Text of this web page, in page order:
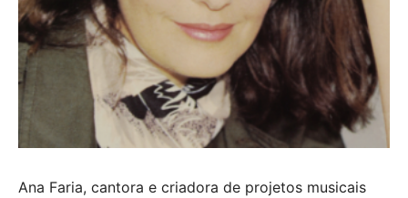
Ana Faria, cantora e criadora de projetos musicais